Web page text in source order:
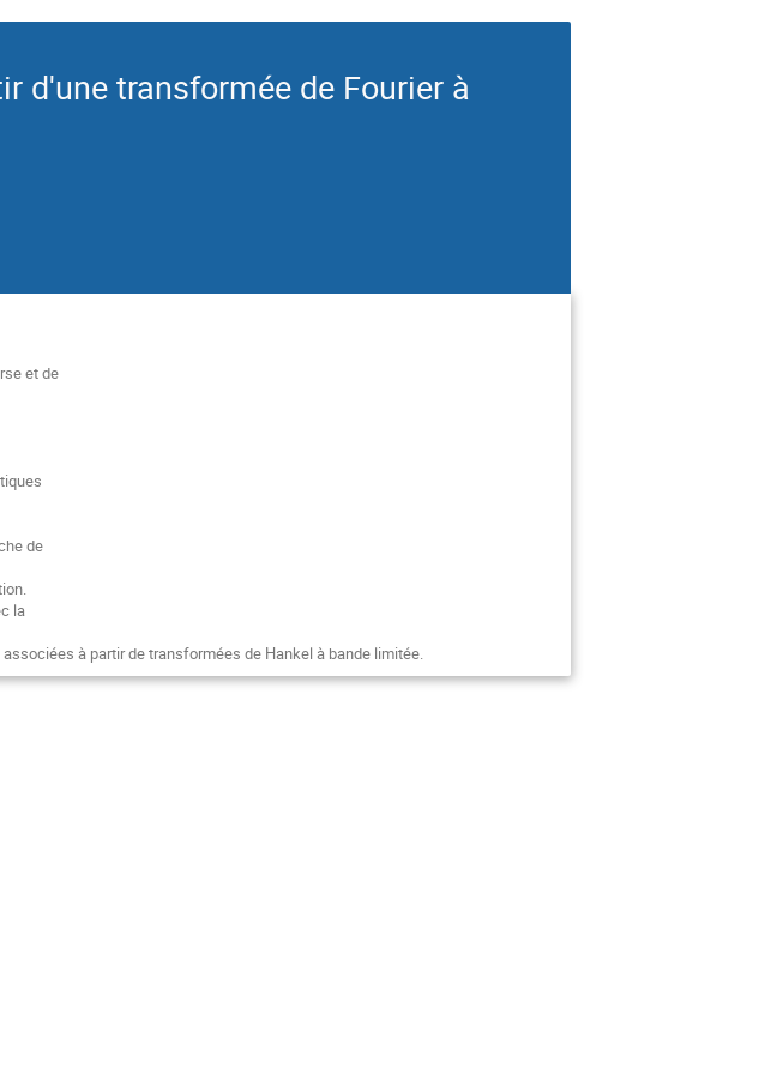
d'une transformée de Fourier à
et de
de
la
à partir de transformées de Hankel à bande limitée.